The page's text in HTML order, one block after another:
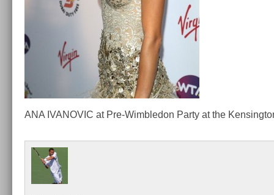
ANA IVANOVIC at Pre-Wimbledon Party at the